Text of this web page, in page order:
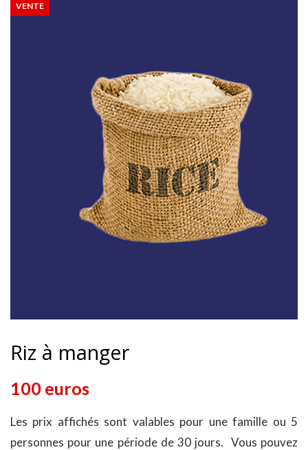
VENTE
Riz à manger
100 euros
Les prix affichés sont valables pour une famille ou 5
personnes pour une période de 30 jours. Vous pouvez